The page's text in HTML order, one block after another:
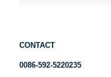
CONTACT
0086-592-5220235